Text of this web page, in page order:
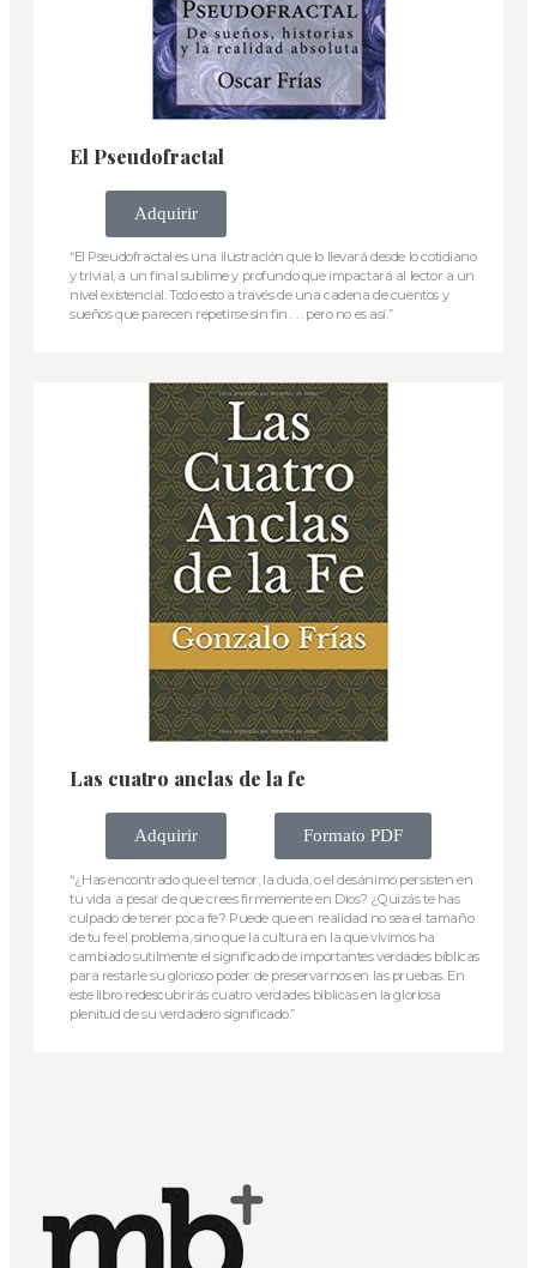
El Pseudofractal
Adquirir
“El Pseudofractal es una ilustración que lo llevará desde lo cotidiano
y trivial, a un final sublime y profundo que impactará al lector a un
nivel existencial. Todo esto a través de una cadena de cuentos y
sueños que parecen repetirse sin fin . . . pero no es así.”
Las cuatro anclas de la fe
Adquirir Formato PDF
“¿Has encontrado que el temor, la duda, o el desánimo persisten en
tu vida a pesar de que crees firmemente en Dios? ¿Quizás te has
culpado de tener poca fe? Puede que en realidad no sea el tamaño
de tu fe el problema, sino que la cultura en la que vivimos ha
cambiado sutilmente el significado de importantes verdades bíblicas
para restarle su glorioso poder de preservarnos en las pruebas. En
este libro redescubrirás cuatro verdades bíblicas en la gloriosa
plenitud de su verdadero significado.”